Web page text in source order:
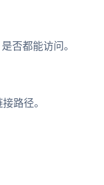
否都能访问。
路径。